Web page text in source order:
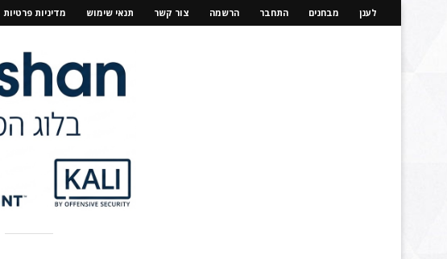
לענן מבחנים התחבר הרשמה צור קשר תנאי שימוש מדיניות פרטיות